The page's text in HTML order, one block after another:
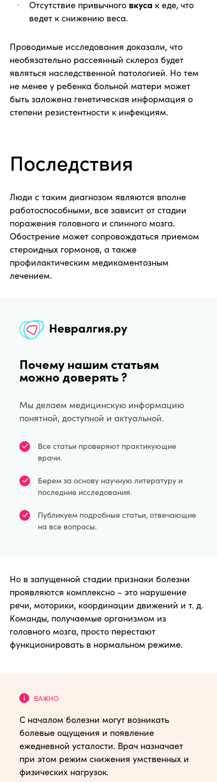
Отсутствие привычного вкуса к еде, что
ведет к снижению веса.
Проводимые исследования доказали, что
необязательно рассеянный склероз будет
являться наследственной патологией. Но тем
не менее у ребенка больной матери может
быть заложена генетическая информация о
степени резистентности к инфекциям.
Последствия
Люди с таким диагнозом являются вполне
работоспособными, все зависит от стадии
поражения головного и спинного мозга.
Обострение может сопровождаться приемом
стероидных гормонов, а также
профилактическим медикаментозным
лечением.
Почему нашим статьям
можно доверять ?
Мы делаем медицинскую информацию
понятной, доступной и актуальной.
Все статьи проверяют практикующие
врачи.
Берем за основу научную литературу и
последние исследования.
Публикуем подробные статьи, отвечающие
на все вопросы.
Но в запущенной стадии признаки болезни
проявляются комплексно – это нарушение
речи, моторики, координации движений и т. д.
Команды, получаемые организмом из
головного мозга, просто перестают
функционировать в нормальном режиме.
С началом болезни могут возникать
болевые ощущения и появление
ежедневной усталости. Врач назначает
при этом режим снижения умственных и
физических нагрузок.